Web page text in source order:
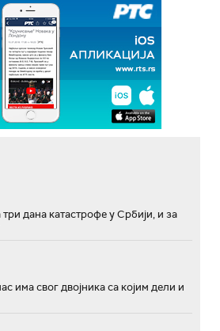
дана катастрофе у Србији, и за
има свог двојника са којим дели и